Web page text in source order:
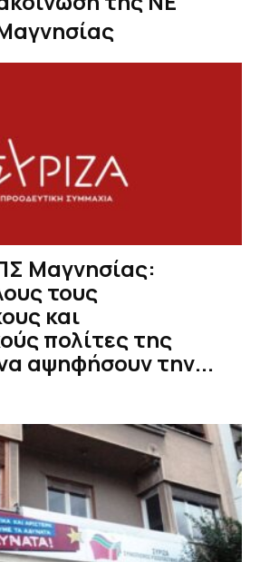
Μαγνησίας:
τους
και
πολίτες της
αψηφήσουν την...